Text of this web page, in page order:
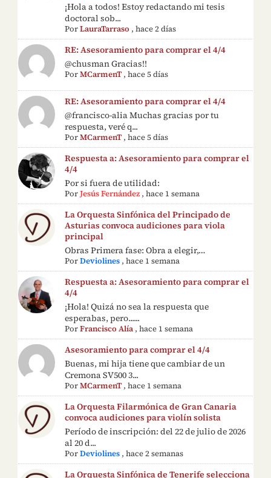
¡Hola a todos! Estoy redactando mi tesis
doctoral sob...
PorLauraTarraso ,hace 2 días
RE: Asesoramiento para comprar el 4/4
@chusman Gracias!!
PorMCarmenT,hace 5 días
RE: Asesoramiento para comprar el 4/4
@francisco-alia Muchas gracias por tu
respuesta, veré q...
PorMCarmenT,hace 5 días
Respuesta a: Asesoramiento para comprar el
4/4
Por si fuera de utilidad:
PorJesús Fernández ,hace 1 semana
La Orquesta Sinfónica del Principado de
Asturias convoca audiciones para viola
principal
Obras Primera fase: Obra a elegir,…
PorDeviolines ,hace 1 semana
Respuesta a: Asesoramiento para comprar el
4/4
¡Hola! Quizá no sea la respuesta que
esperabas, pero......
PorFrancisco Alía ,hace 1 semana
Asesoramiento para comprar el 4/4
Buenas, mi hija tiene que cambiar de un
Cremona SV500 3...
PorMCarmenT,hace 1 semana
La Orquesta Filarmónica de Gran Canaria
convoca audiciones para violín solista
Período de inscripción: del 22 de julio de 2026
al 20 d...
PorDeviolines ,hace 2 semanas
La Orquesta Sinfónica de Tenerife selecciona